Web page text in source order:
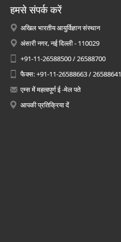
हमसे संपर्क करें
अखिल भारतीय आयुर्विज्ञान संस्थान
अंसारी नगर, नई दिल्ली - 110029
+91-11-26588500 / 26588700
फैक्स: +91-11-26588663 / 26588641
एम्स में महत्वपूर्ण ई -मेल पते
आपकी प्रतिक्रिया दें